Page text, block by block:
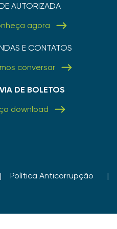
AUTORIZADA
agora
E CONTATOS
conversar
DE BOLETOS
download
Política Anticorrupção